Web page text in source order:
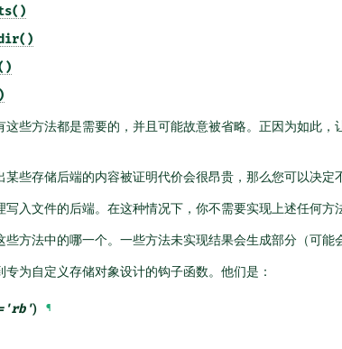
这些方法都是需要的，并且可能故意被省略。正因为如此
某些存储后端的内容被证明代价会很昂贵，那么您可以决定
写入文件的后端。在这种情况下，你不需要实现上述任何方
些方法中的哪一个。一些方法未实现结果会生成部分（可能
为自定义存储对象设计的钩子函数。他们是：
'rb') ¶